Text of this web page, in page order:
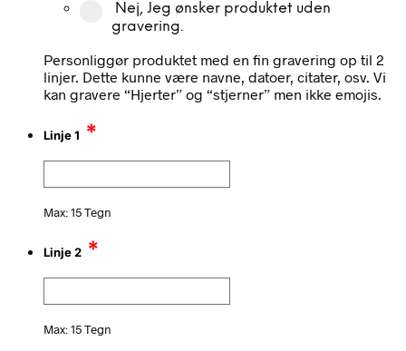
Nej, Jeg ønsker produktet uden
gravering.
Personliggør produktet med en fin gravering op til 2
linjer. Dette kunne være navne, datoer, citater, osv. Vi
kan gravere “Hjerter” og “stjerner” men ikke emojis.
Linje 1 *
Max: 15 Tegn
Linje 2 *
Max: 15 Tegn